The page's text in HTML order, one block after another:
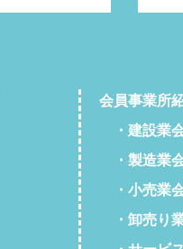
会員事業所
・建設業
・製造業
・小売業
・卸売り